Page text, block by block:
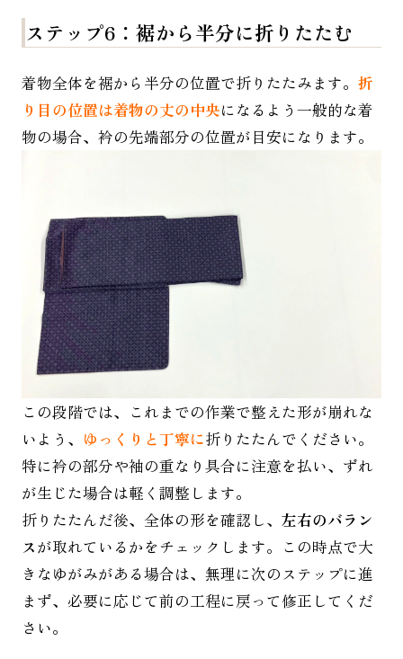
ステップ6：裾から半分に折りたたむ
着物全体を裾から半分の位置で折りたたみます。 折
り目の位置は着物の丈の中央になるよう一般的な着
物の場合、衿の先端部分の位置が目安になります。
この段階では、これまでの作業で整えた形が崩れな
いよう、 ゆっくりと丁寧に折りたたんでください。
特に衿の部分や袖の重なり具合に注意を払い、ずれ
が生じた場合は軽く調整します。
折りたたんだ後、全体の形を確認し、 左右のバラン
スが取れているかをチェックします。この時点で大
きなゆがみがある場合は、無理に次のステップに進
まず、必要に応じて前の工程に戻って修正してくだ
さい。